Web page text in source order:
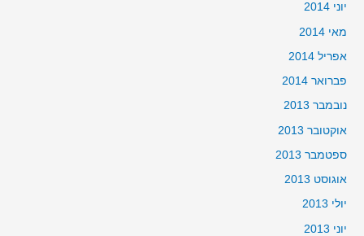
יוני 2014
מאי 2014
אפריל 2014
פברואר 2014
נובמבר 2013
אוקטובר 2013
ספטמבר 2013
אוגוסט 2013
יולי 2013
יוני 2013